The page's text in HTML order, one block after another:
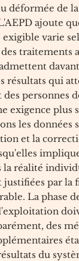
déformée de
ajoute
varie
traitements
résultats qui
personnes
exigence plus
les données
et la
la réalité
justifiées par la
La phase
des
du